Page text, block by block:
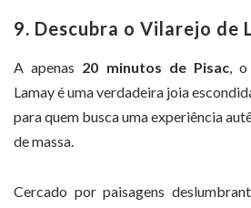
9. Descubra o Vilarejo de
A apenas 20 minutos de Pisac, o
Lamay é uma verdadeira joia
para quem busca uma experiência
de massa.
Cercado por paisagens